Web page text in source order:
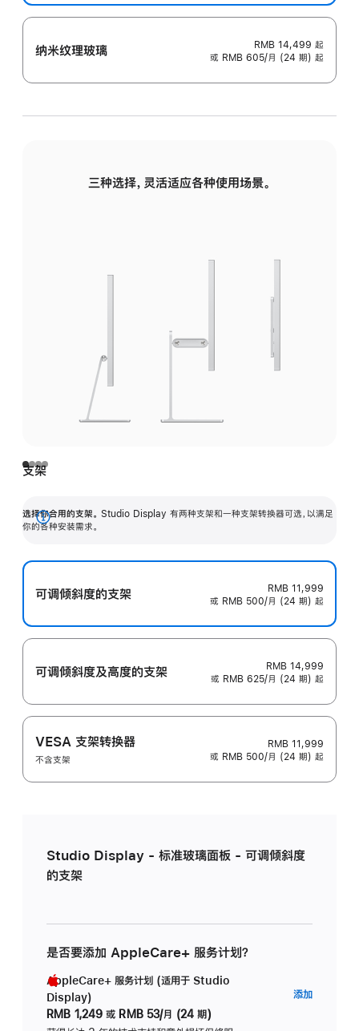
纳米纹理玻璃 RMB 14,499 起
或 RMB 605/月 (24 期) 起
三种选择，灵活适应各种使用场景。
支架
选择你合用的支架。 Studio Display 有两种支架和一种支架转换器可选，以满足
你的各种安装需求。
展
可调倾斜度的支架
RMB 11,999
或 RMB 500/月 (24 期) 起
可调倾斜度及高‍度的支‍架
RMB 14,999
或 RMB 625/月 (24 期) 起
VESA 支架转换器
不含支架
RMB 11,999
或 RMB 500/月 (24 期) 起
Studio Display - 标准玻璃面板 - 可调倾斜度
的支架
是否要添加 AppleCare+ 服务计划？
AppleCare+ 服务计划 (适用于 Studio
Display)
RMB 1,249 或 RMB 53/月 (24 期)
添加